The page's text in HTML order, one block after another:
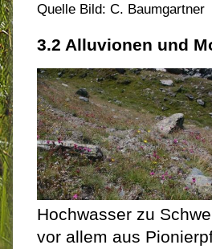
Quelle Bild: C. Baumgartner
3.2 Alluvionen und
Hochwasser zu
vor allem aus